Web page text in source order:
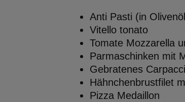
Anti Pasti (in
Vitello tonato
Tomate Mozzarella
Parmaschinken mit
Gebratenes
Hähnchenbrustfilet
Pizza Medaillon